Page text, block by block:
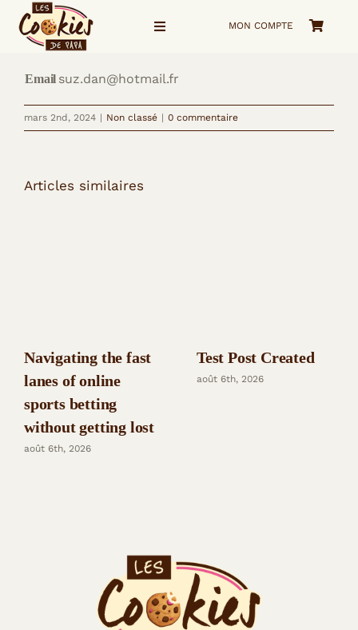
Passer
contenu
Navigation
Accueil
La Boutique
MON COMPTE
Email suz.dan@hotmail.fr
mars 2nd, 2024 | Non classé | 0 commentaire
Articles similaires
Navigating the fast
lanes of online
sports betting
without getting lost
août 6th, 2026
Test Post Created
août 6th, 2026